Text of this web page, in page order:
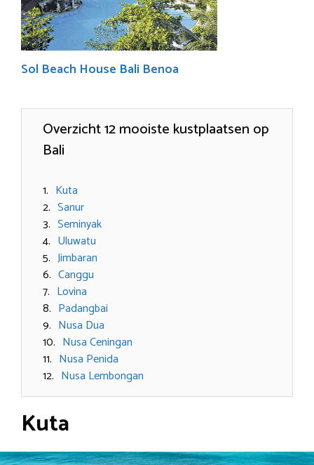
Sol Beach House Bali Benoa
Overzicht 12 mooiste kustplaatsen op
Bali
Kuta
Sanur
Seminyak
Uluwatu
Jimbaran
Canggu
Lovina
Padangbai
Nusa Dua
Nusa Ceningan
Nusa Penida
Nusa Lembongan
Kuta